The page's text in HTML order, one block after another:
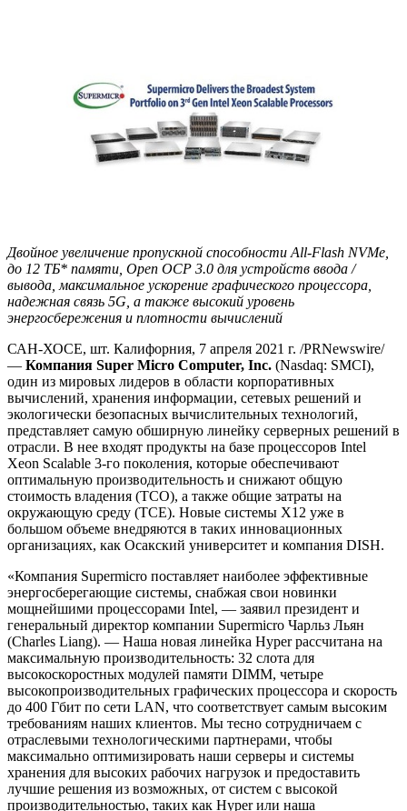
Двойное увеличение пропускной способности All-Flash NVMe,
до 12 ТБ* памяти, Open OCP 3.0 для устройств ввода /
вывода, максимальное ускорение графического процессора,
надежная связь 5G, а также высокий уровень
энергосбережения и плотности вычислений
САН-ХОСЕ, шт. Калифорния, 7 апреля 2021 г. /PRNewswire/
— Компания Super Micro Computer, Inc. (Nasdaq: SMCI),
один из мировых лидеров в области корпоративных
вычислений, хранения информации, сетевых решений и
экологически безопасных вычислительных технологий,
представляет самую обширную линейку серверных решений в
отрасли. В нее входят продукты на базе процессоров Intel
Xeon Scalable 3-го поколения, которые обеспечивают
оптимальную производительность и снижают общую
стоимость владения (TCO), а также общие затраты на
окружающую среду (TCE). Новые системы X12 уже в
большом объеме внедряются в таких инновационных
организациях, как Осакский университет и компания DISH.
«Компания Supermicro поставляет наиболее эффективные
энергосберегающие системы, снабжая свои новинки
мощнейшими процессорами Intel, — заявил президент и
генеральный директор компании Supermicro Чарльз Льян
(Charles Liang). — Наша новая линейка Hyper рассчитана на
максимальную производительность: 32 слота для
высокоскоростных модулей памяти DIMM, четыре
высокопроизводительных графических процессора и скорость
до 400 Гбит по сети LAN, что соответствует самым высоким
требованиям наших клиентов. Мы тесно сотрудничаем с
отраслевыми технологическими партнерами, чтобы
максимально оптимизировать наши серверы и системы
хранения для высоких рабочих нагрузок и предоставить
лучшие решения из возможных, от систем с высокой
производительностью, таких как Hyper или наша